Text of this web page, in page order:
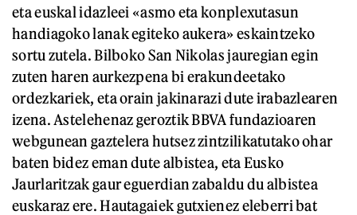
eta euskal idazleei «asmo eta konplexutasun
handiagoko lanak egiteko aukera» eskaintzeko
sortu zutela. Bilboko San Nikolas jauregian egin
zuten haren aurkezpena bi erakundeetako
ordezkariek, eta orain jakinarazi dute irabazlearen
izena. Astelehenaz geroztik BBVA fundazioaren
webgunean gaztelera hutsez zintzilikatutako ohar
baten bidez eman dute albistea, eta Eusko
Jaurlaritzak gaur eguerdian zabaldu du albistea
euskaraz ere. Hautagaiek gutxienez eleberri bat